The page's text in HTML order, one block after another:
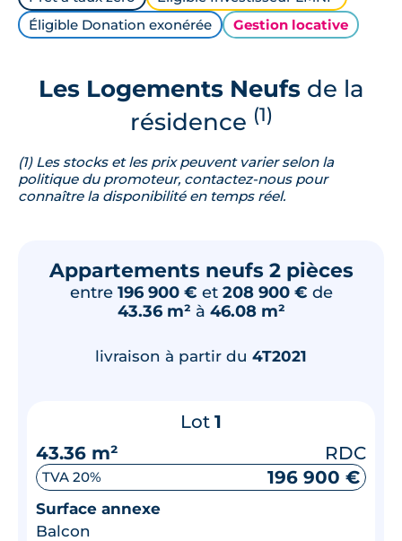
Éligible Donation exonérée
Gestion locative
Les Logements Neufsde la
résidence (1)
(1) Les stocks et les prix peuvent varier selon la
politique du promoteur, contactez-nous pour
connaître la disponibilité en temps réel.
Appartements neufs 2 pièces
entre 196 900 € et 208 900 € de
43.36 m² à 46.08 m²
livraison à partir du 4T2021
Lot 1
43.36 m²
RDC
TVA 20% 196 900 €
Surface annexe
Balcon